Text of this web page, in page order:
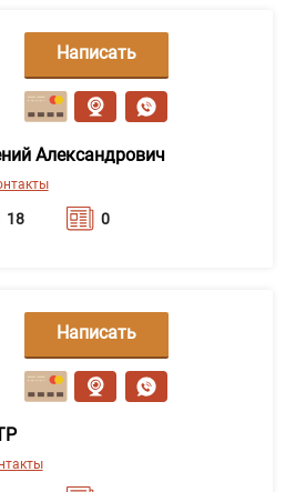
Александрович
18 0
Написать
сообщение
Написать
сообщение